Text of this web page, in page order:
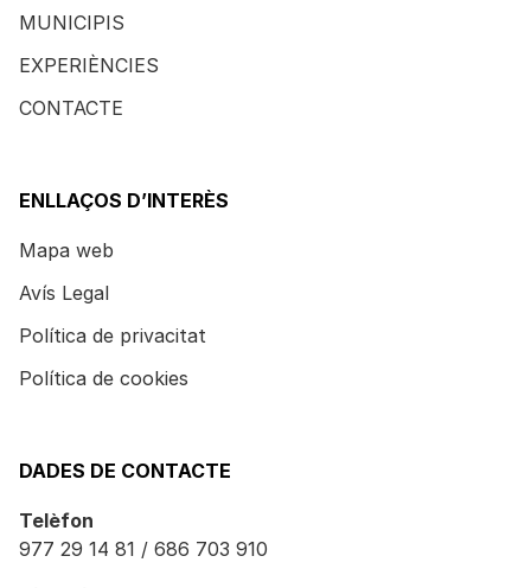
MUNICIPIS
EXPERIÈNCIES
CONTACTE
ENLLAÇOS D’INTERÈS
Mapa web
Avís Legal
Política de privacitat
Política de cookies
DADES DE CONTACTE
Telèfon
977 29 14 81 / 686 703 910